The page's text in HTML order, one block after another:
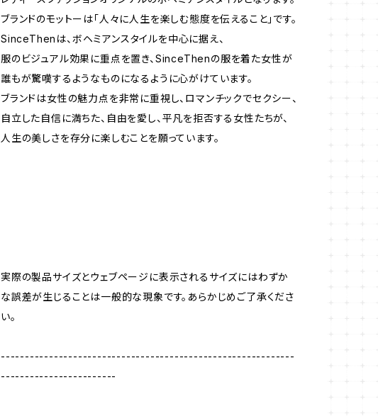
ブランドのモットーは「人々に人生を楽しむ態度を伝えること」です。
SinceThenは、ボヘミアンスタイルを中心に据え、
服のビジュアル効果に重点を置き、SinceThenの服を着た女性が
誰もが驚嘆するようなものになるように心がけています。
ブランドは女性の魅力点を非常に重視し、ロマンチックでセクシー、
自立した自信に満ちた、自由を愛し、平凡を拒否する女性たちが、
人生の美しさを存分に楽しむことを願っています。
実際の製品サイズとウェブページに表示されるサイズにはわずか
な誤差が生じることは一般的な現象です。あらかじめご了承くださ
い。
-------------------------------------------------------------
------------------------